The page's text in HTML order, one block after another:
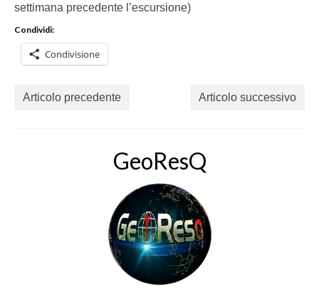
settimana precedente l’escursione)
Condividi:
Condivisione
Articolo precedente Articolo successivo
GeoResQ